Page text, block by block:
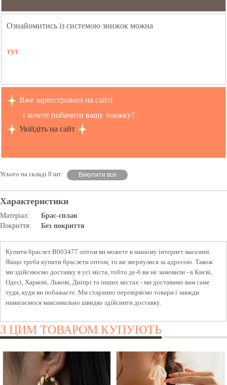
Ознайомитись із системою знижок можна
тут
Вже зареєстровані на сайті
і хочете побачити вашу знижку?
Увійдіть на сайт
Усього на складі 0 шт. Викупити все
Характеристики
Матеріал:
Брас-сплав
Покриття:
Без покриття
Купити браслет B003477 оптом ви можете в нашому інтернет магазині.
Якщо треба купити браслети оптом, то ви звернулися за адресою. Також
ми здійснюємо доставку в усі міста, тобто де-б ви не замовили - в Києві,
Одесі, Харкові, Львові, Дніпрі та інших містах - ми доставимо вам саме
туди, куди ви побажаєте. Ми старанно перевіряємо товари і завжди
намагаємося максимально швидко здійснити доставку.
З ЦИМ ТОВАРОМ КУПУЮТЬ